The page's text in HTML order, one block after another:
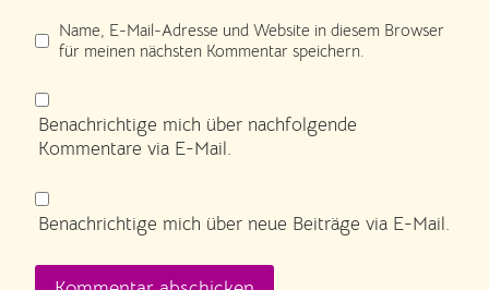
Name, E-Mail-Adresse und Website in diesem Browser
für meinen nächsten Kommentar speichern.
Benachrichtige mich über nachfolgende
Kommentare via E-Mail.
Benachrichtige mich über neue Beiträge via E-Mail.